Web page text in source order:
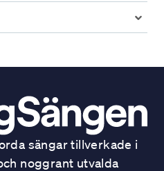
sängar tillverkade i
noggrant utvalda